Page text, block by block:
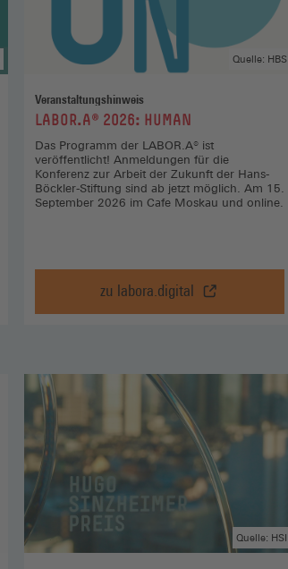
Veranstaltungshinweis
:LABOR.A® 2026: HUMAN
Quelle: HBS
Das Programm der LABOR.A® ist
veröffentlicht! Anmeldungen für die
Konferenz zur Arbeit der Zukunft der Hans-
Böckler-Stiftung sind ab jetzt möglich. Am 15.
September 2026 im Cafe Moskau und online.
zu labora.digital
LABOR.A®
2026:
labora.digital
(Öffnet
in
einem
neuen
Fenster)
Quelle: HSI